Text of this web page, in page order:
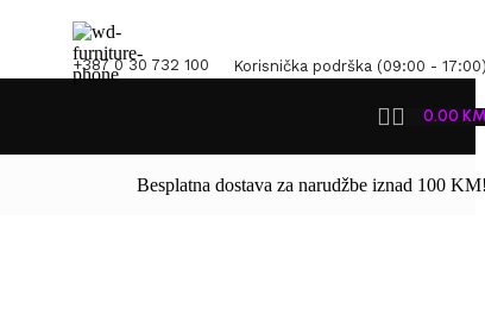
+387 0 30 732 100 Korisnička podrška (09:00 -
0.00
Besplatna dostava za narudžbe iznad 100